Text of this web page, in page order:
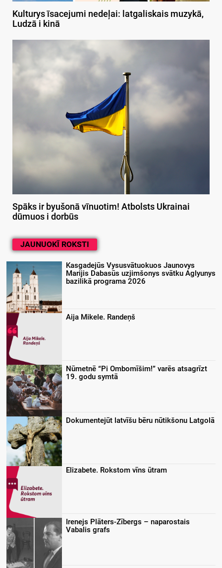
Kulturys īsacejumi nedeļai: latgaliskais muzykā,
Ludzā i kinā
Spāks ir byušonā vīnuotim! Atbolsts Ukrainai
dūmuos i dorbūs
JAUNUOKĪ ROKSTI
Kasgadejūs Vysusvātuokuos Jaunovys
Marijis Dabasūs uzjimšonys svātku Aglyunys
bazilikā programa 2026
Aija Mikele. Randeņš
Nūmetnē “Pi Ombomīšim!” varēs atsagrīzt
19. godu symtā
Dokumentejūt latvīšu bēru nūtikšonu Latgolā
Elizabete. Rokstom vīns ūtram
Irenejs Plāters-Zībergs – naparostais
Vabalis grafs